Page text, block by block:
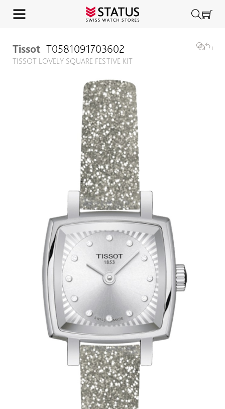
Tissot T0581091703602
TISSOT LOVELY SQUARE FESTIVE KIT